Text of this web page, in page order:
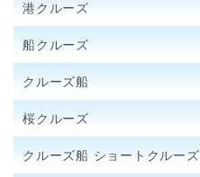
港クルーズ
船クルーズ
クルーズ船
桜クルーズ
クルーズ船 ショートクルーズ